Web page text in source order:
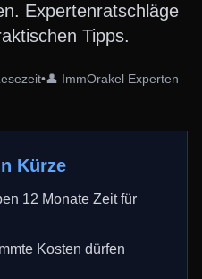
Expertenratschläge
Tipps.
•👤 ImmOrakel Experten
Kürze
12 Monate Zeit für
Kosten dürfen